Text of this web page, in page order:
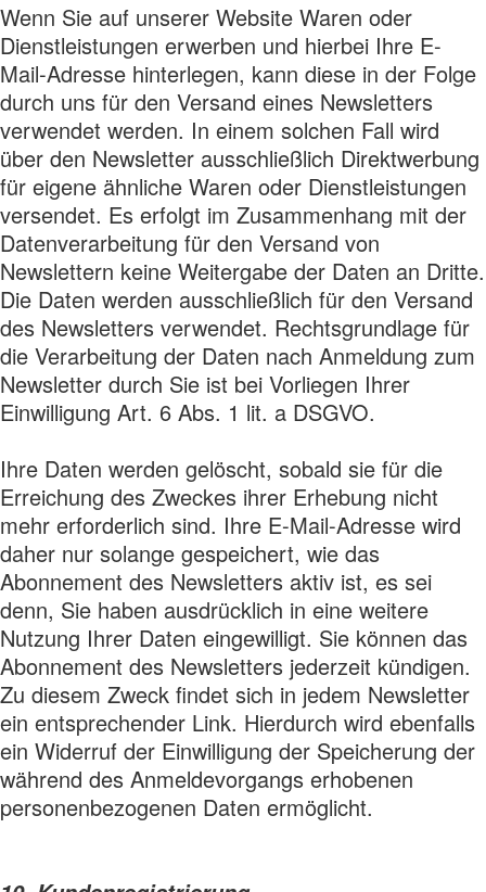
Wenn Sie auf unserer Website Waren oder
Dienstleistungen erwerben und hierbei Ihre E-
Mail-Adresse hinterlegen, kann diese in der Folge
durch uns für den Versand eines Newsletters
verwendet werden. In einem solchen Fall wird
über den Newsletter ausschließlich Direktwerbung
für eigene ähnliche Waren oder Dienstleistungen
versendet. Es erfolgt im Zusammenhang mit der
Datenverarbeitung für den Versand von
Newslettern keine Weitergabe der Daten an Dritte.
Die Daten werden ausschließlich für den Versand
des Newsletters verwendet. Rechtsgrundlage für
die Verarbeitung der Daten nach Anmeldung zum
Newsletter durch Sie ist bei Vorliegen Ihrer
Einwilligung Art. 6 Abs. 1 lit. a DSGVO.
Ihre Daten werden gelöscht, sobald sie für die
Erreichung des Zweckes ihrer Erhebung nicht
mehr erforderlich sind. Ihre E-Mail-Adresse wird
daher nur solange gespeichert, wie das
Abonnement des Newsletters aktiv ist, es sei
denn, Sie haben ausdrücklich in eine weitere
Nutzung Ihrer Daten eingewilligt. Sie können das
Abonnement des Newsletters jederzeit kündigen.
Zu diesem Zweck findet sich in jedem Newsletter
ein entsprechender Link. Hierdurch wird ebenfalls
ein Widerruf der Einwilligung der Speicherung der
während des Anmeldevorgangs erhobenen
personenbezogenen Daten ermöglicht.